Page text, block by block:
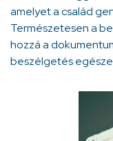
amelyet a család
Természetesen a
hozzá a
beszélgetés